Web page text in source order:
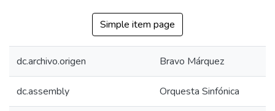
Simple item page
dc.archivo.origen Bravo Márquez
dc.assembly Orquesta Sinfónica